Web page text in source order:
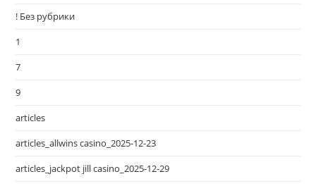
! Без рубрики
1
7
9
articles
articles_allwins casino_2025-12-23
articles_jackpot jill casino_2025-12-29